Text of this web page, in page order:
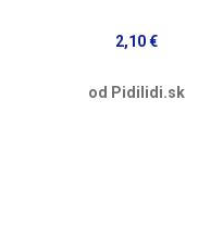
2,10 €
od Pidilidi.sk